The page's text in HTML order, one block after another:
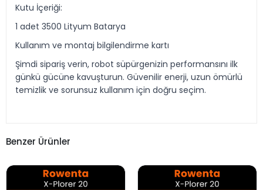
Kutu İçeriği:
1 adet 3500 Lityum Batarya
Kullanım ve montaj bilgilendirme kartı
Şimdi sipariş verin, robot süpürgenizin performansını ilk
günkü gücüne kavuşturun. Güvenilir enerji, uzun ömürlü
temizlik ve sorunsuz kullanım için doğru seçim.
Benzer Ürünler